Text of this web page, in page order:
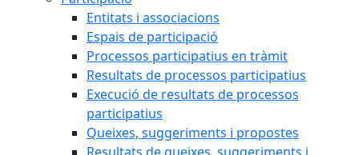
Entitats i associacions
Espais de participació
Processos participatius en tràmit
Resultats de processos participatius
Execució de resultats de processos
participatius
Queixes, suggeriments i propostes